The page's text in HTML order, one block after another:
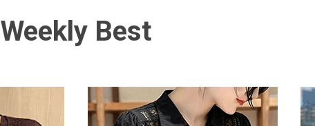
Weekly Best